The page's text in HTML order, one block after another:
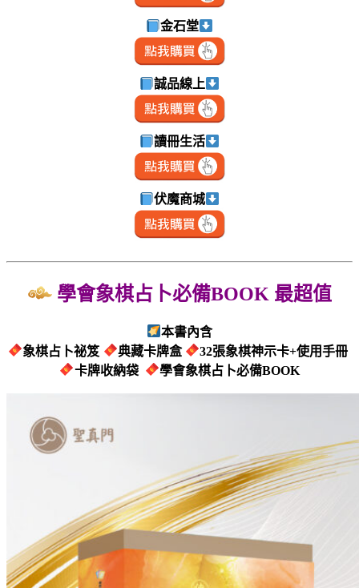
金石堂
誠品線上
讀冊生活
伏魔商城
學會象棋占卜必備BOOK 最超值
本書內含
象棋占卜祕笈
典藏卡牌盒 32張象棋神示卡+使用手冊
卡牌收納袋
學會象棋占卜必備BOOK